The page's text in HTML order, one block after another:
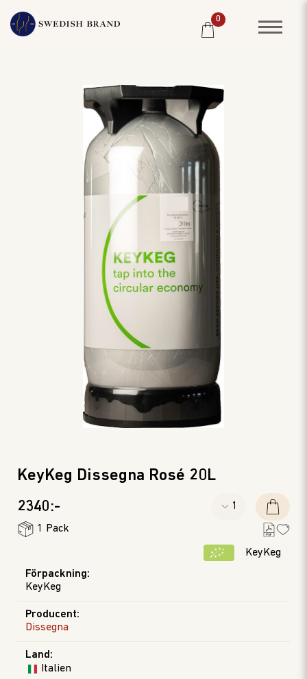
RESTAURANG
SYSTEMBOLAGET
PRODUCENTER
WINE CLUB
KUNDPORTRÄTT
0
KeyKeg Dissegna Rosé 20L
2340:-
1 Pack
KeyKeg
Producent:
Dissegna
Land :
Italien
Förpackning:
KeyKeg